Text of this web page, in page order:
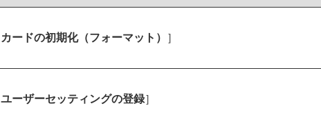
カードの初期化（フォーマット） ］
ユーザーセッティングの登録］